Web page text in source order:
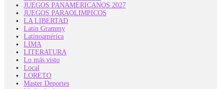
JUEGOS PANAMERICANOS 2027
JUEGOS PARAOLIMPICOS
LA LIBERTAD
Latin Grammy
Latinoamérica
LIMA
LITERATURA
Lo más visto
Local
LORETO
Master Deportes